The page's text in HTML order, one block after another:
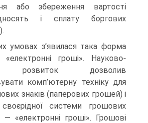
або збереження вартості
і сплату боргових
умовах з’явилася така форма
гроші». Науково-
розвиток дозволив
комп’ютерну техніку для
знаків (паперових грошей) і
системи грошових
— «електронні гроші». Грошові